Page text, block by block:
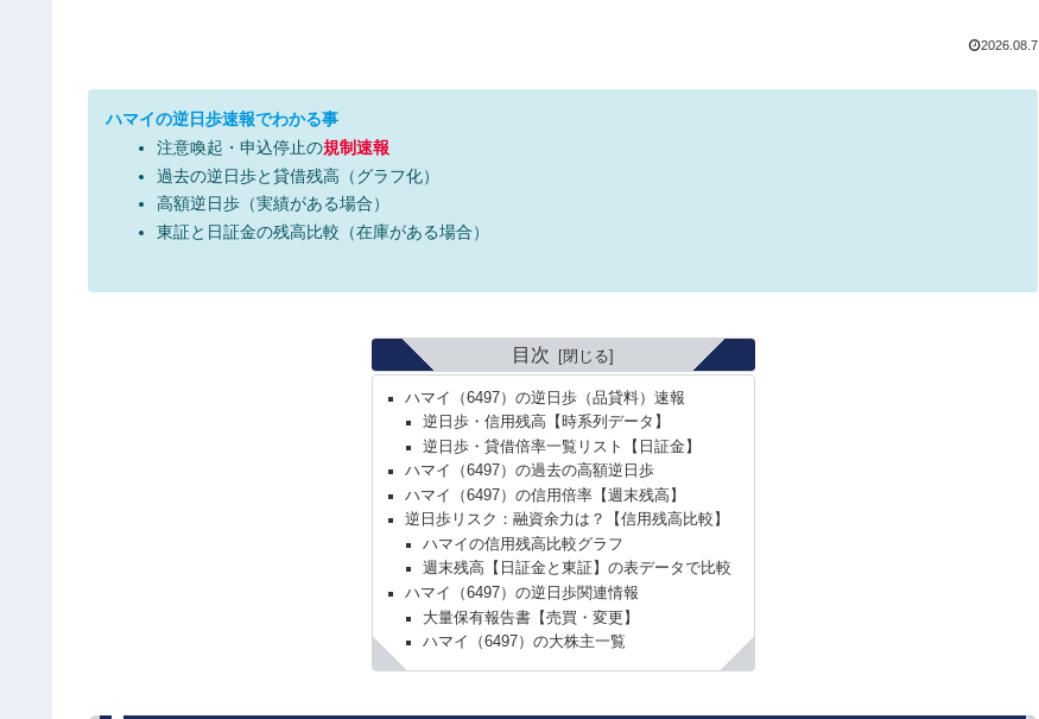
2026.08.7
ハマイの逆日歩速報でわかる事
注意喚起・申込停止の規制速報
過去の逆日歩と貸借残高（グラフ化）
高額逆日歩（実績がある場合）
東証と日証金の残高比較（在庫がある場合）
目次
ハマイ（6497）の逆日歩（品貸料）速報
逆日歩・信用残高【時系列データ】
逆日歩・貸借倍率一覧リスト【日証金】
ハマイ（6497）の過去の高額逆日歩
ハマイ（6497）の信用倍率【週末残高】
逆日歩リスク：融資余力は？【信用残高比較】
ハマイの信用残高比較グラフ
週末残高【日証金と東証】の表データで比較
ハマイ（6497）の逆日歩関連情報
大量保有報告書【売買・変更】
ハマイ（6497）の大株主一覧